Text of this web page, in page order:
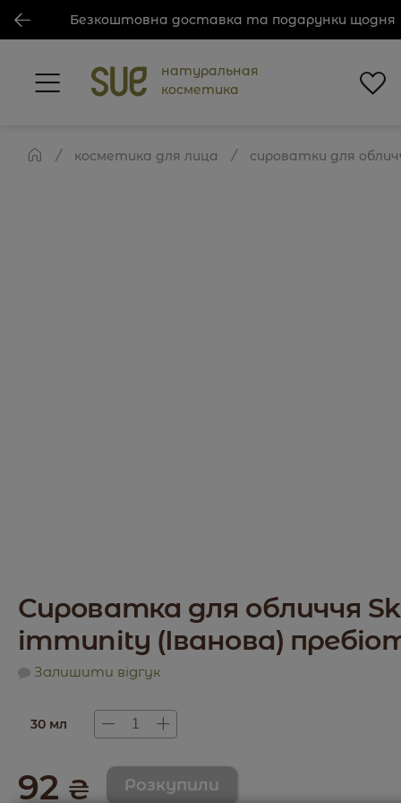
Безкоштовна доставка та подарунки щодня
натуральная
косметика
косметика для лица сироватки для
Сироватка для обличчя
immunity (Іванова)
Залишити відгук
30 мл
92 ₴